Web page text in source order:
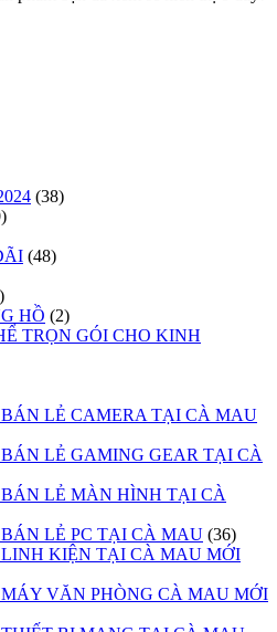
(38)
(48)
HỒ (2)
TRỌN GÓI CHO KINH
LẺ CAMERA TẠI CÀ MAU
LẺ GAMING GEAR TẠI CÀ
LẺ MÀN HÌNH TẠI CÀ
LẺ PC TẠI CÀ MAU (36)
KIỆN TẠI CÀ MAU MỚI
VĂN PHÒNG CÀ MAU MỚI